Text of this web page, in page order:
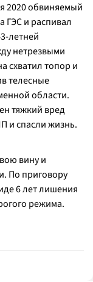
2020 обвиняемый
ГЭС и распивал
летней
нетрезвыми
схватил топор и
телесные
области.
тяжкий вред
и спасли жизнь.
вину и
По приговору
6 лет лишения
режима.